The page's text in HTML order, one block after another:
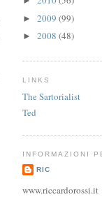
► 2009 (99)
► 2008 (48)
LINKS
The Sartorialist
Ted
INFORMAZIONI
RIC
www.riccardorossi.it